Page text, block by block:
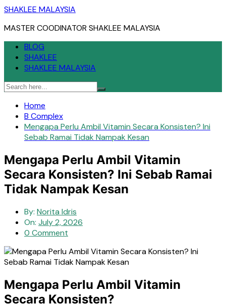
Skip
content
SHAKLEE MALAYSIA
MASTER COODINATOR SHAKLEE MALAYSIA
BLOG
SHAKLEE
SHAKLEE MALAYSIA
Home
B Complex
Mengapa Perlu Ambil Vitamin Secara Konsisten? Ini
Sebab Ramai Tidak Nampak Kesan
Mengapa Perlu Ambil Vitamin
Secara Konsisten? Ini Sebab Ramai
Tidak Nampak Kesan
By: Norita Idris
On: July 2, 2026
0 Comment
Mengapa Perlu Ambil Vitamin
Secara Konsisten?